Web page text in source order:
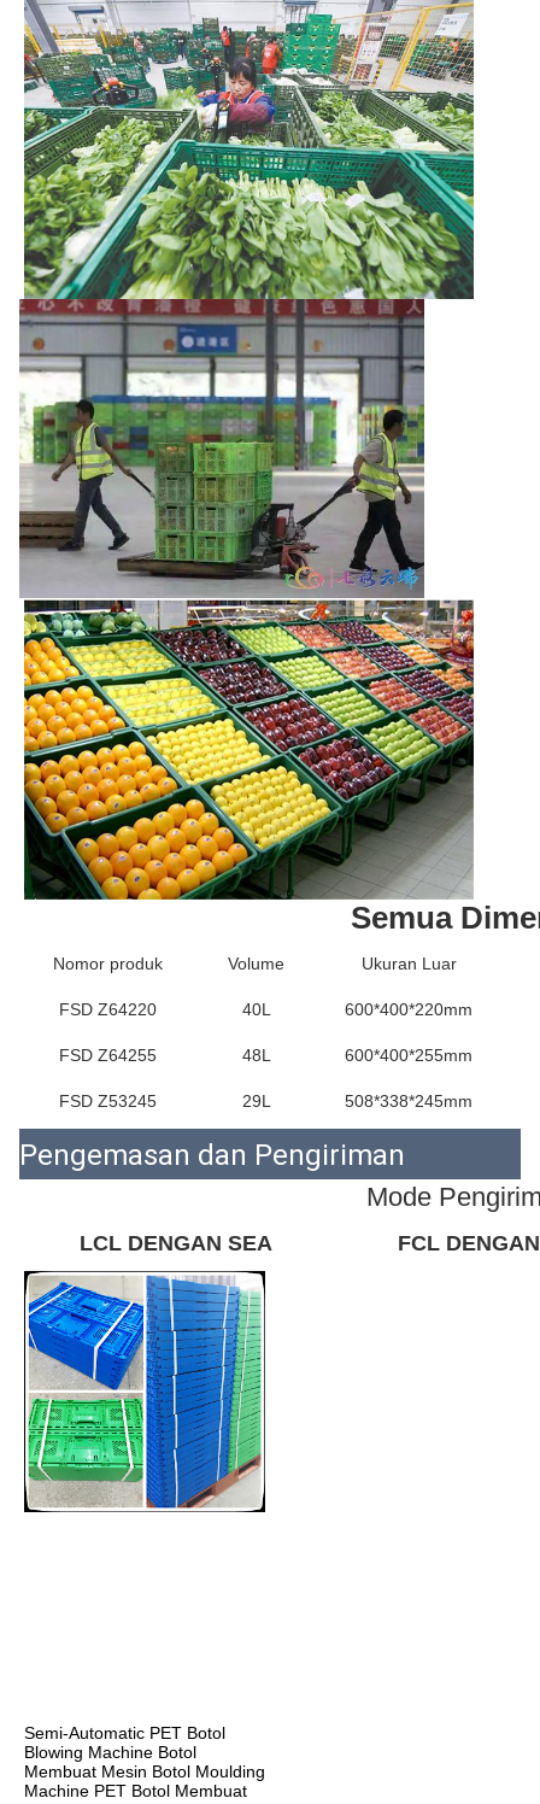
Semua
Nomor produk Volume Ukuran Luar
FSD Z64220 40L 600*400*220mm
FSD Z64255 48L 600*400*255mm
FSD Z53245 29L 508*338*245mm
Pengemasan dan Pengiriman
Mode
LCL DENGAN SEA FCL
Semi-Automatic PET Botol
Blowing Machine Botol
Membuat Mesin Botol Moulding
Machine PET Botol Membuat